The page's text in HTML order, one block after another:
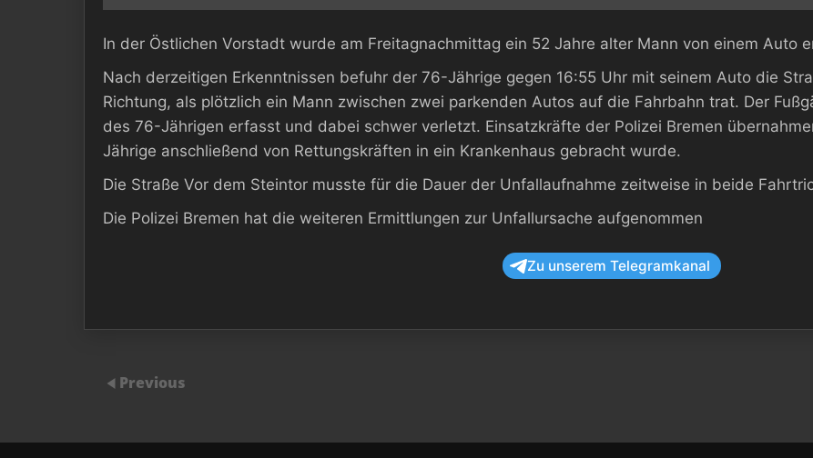
In der Östlichen Vorstadt wurde am Freitagnachmittag ein 52 Jahre alter Mann von einem Auto
Nach derzeitigen Erkenntnissen befuhr der 76-Jährige gegen 16:55 Uhr mit seinem Auto die
Richtung, als plötzlich ein Mann zwischen zwei parkenden Autos auf die Fahrbahn trat. Der
des 76-Jährigen erfasst und dabei schwer verletzt. Einsatzkräfte der Polizei Bremen
Jährige anschließend von Rettungskräften in ein Krankenhaus gebracht wurde.
Die Straße Vor dem Steintor musste für die Dauer der Unfallaufnahme zeitweise in beide
Die Polizei Bremen hat die weiteren Ermittlungen zur Unfallursache aufgenommen
Zu unserem Telegramkanal
Previous